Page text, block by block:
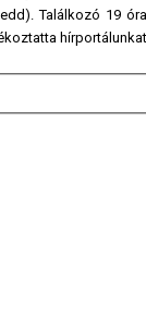
Találkozó 19